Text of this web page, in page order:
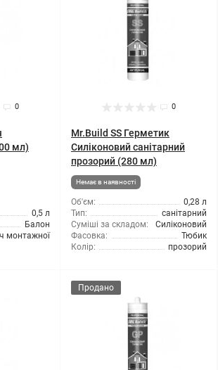
0
мл)
0,5 л
Балон
монтажної
0
Mr.Build SS Герметик
Силіконовий санітарний
прозорий (280 мл)
Немає в наявності
Об'єм:
0,28 л
Тип:
санітарний
Суміші за складом:
Силіконовий
Фасовка:
Тюбик
Колір:
прозорий
Продано